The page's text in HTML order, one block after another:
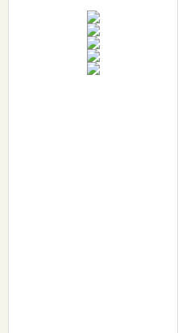
수평,수직,연직&거리
모두 다~잰다
금속,철근탐지